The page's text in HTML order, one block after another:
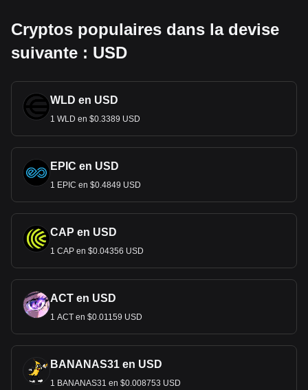
Cryptos populaires dans la devise
suivante : USD
WLD en USD
1 WLD en $0.3389 USD
EPIC en USD
1 EPIC en $0.4849 USD
CAP en USD
1 CAP en $0.04356 USD
ACT en USD
1 ACT en $0.01159 USD
BANANAS31 en USD
1 BANANAS31 en $0.008753 USD